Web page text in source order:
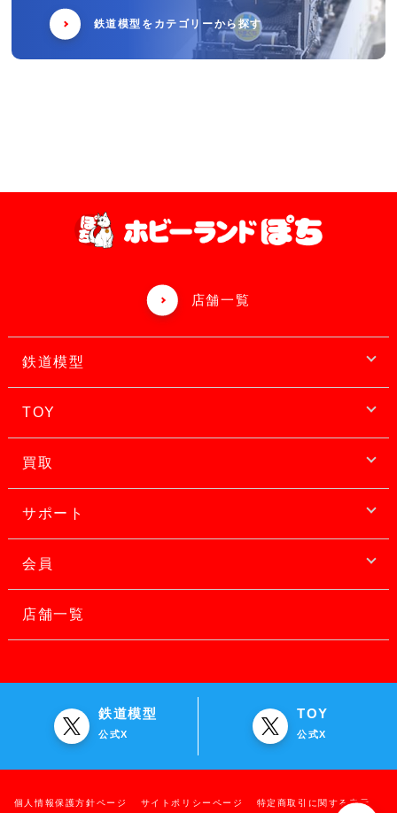
鉄道模型をカテゴリーから探す
店舗一覧
鉄道模型
TOY
買取
サポート
会員
店舗一覧
鉄道模型
公式X
TOY
公式X
個人情報保護方針ページ サイトポリシーページ 特定商取引に関する表示